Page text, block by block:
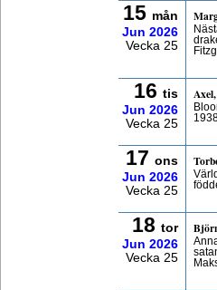
15 mån
Jun 2026
Vecka 25
16 tis
Jun 2026
Vecka 25
17 ons
Jun 2026
Vecka 25
18 tor
Jun 2026
Vecka 25